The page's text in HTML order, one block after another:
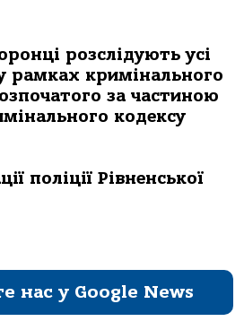
розслідують усі
рамках кримінального
за частиною
кодексу
поліції Рівненської
нас у Google News